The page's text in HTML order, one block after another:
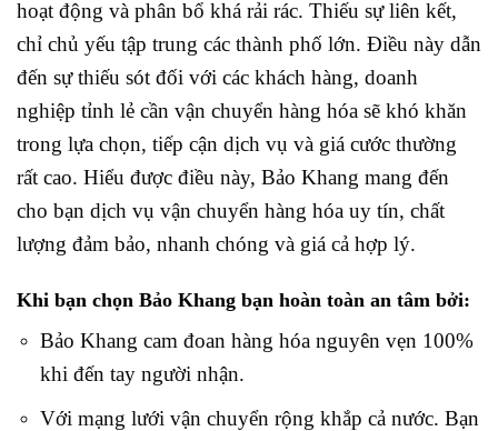
hoạt động và phân bổ khá rải rác. Thiếu sự liên kết,
chỉ chủ yếu tập trung các thành phố lớn. Điều này dẫn
đến sự thiếu sót đối với các khách hàng, doanh
nghiệp tỉnh lẻ cần vận chuyển hàng hóa sẽ khó khăn
trong lựa chọn, tiếp cận dịch vụ và giá cước thường
rất cao. Hiểu được điều này, Bảo Khang mang đến
cho bạn dịch vụ vận chuyển hàng hóa uy tín, chất
lượng đảm bảo, nhanh chóng và giá cả hợp lý.
Khi bạn chọn Bảo Khang bạn hoàn toàn an tâm bởi:
Bảo Khang cam đoan hàng hóa nguyên vẹn 100%
khi đến tay người nhận.
Với mạng lưới vận chuyển rộng khắp cả nước. Bạn